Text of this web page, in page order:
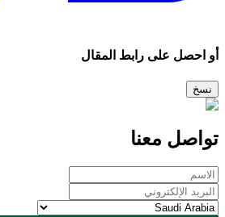
أو احصل على رابط المقال
نسخ
تواصل معنا